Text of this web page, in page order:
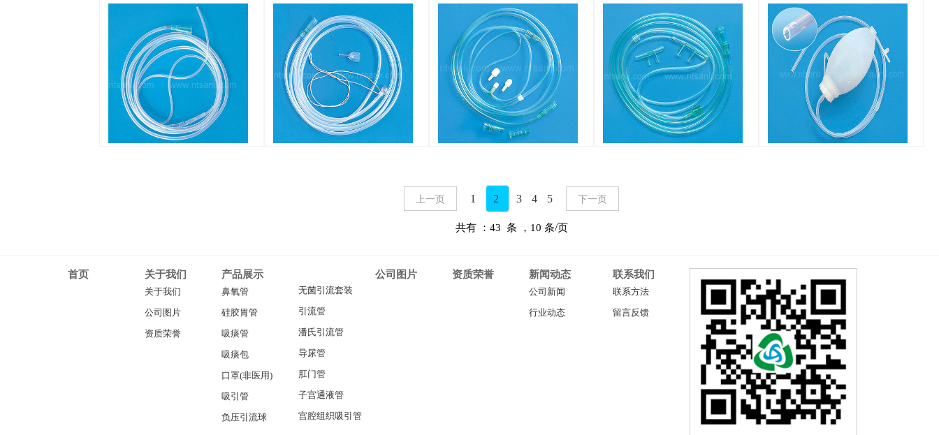
上一页 1 2 3 4 5 下一页
共有 ：43 条 ，10 条/页
首页 关于我们
关于我们
公司图片
资质荣誉
产品展示
鼻氧管
硅胶胃管
吸痰管
吸痰包
口罩(非医用)
吸引管
负压引流球
无菌引流套装
引流管
潘氏引流管
导尿管
肛门管
子宫通液管
宫腔组织吸引管
公司图片 资质荣誉 新闻动态
公司新闻
行业动态
联系我们
联系方法
留言反馈